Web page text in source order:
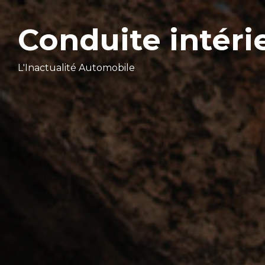
Conduite
L'Inactualité Automobile